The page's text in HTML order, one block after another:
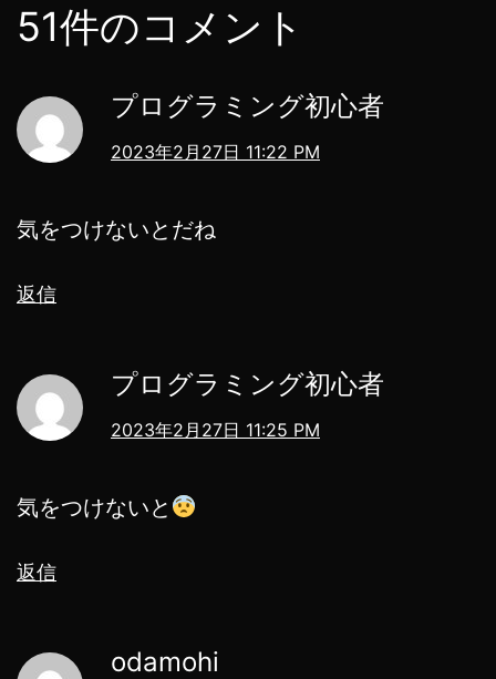
51件のコメント
プログラミング初心者
2023年2月27日 11:22 PM
気をつけないとだね
返信
プログラミング初心者
2023年2月27日 11:25 PM
気をつけないと
返信
odamohi